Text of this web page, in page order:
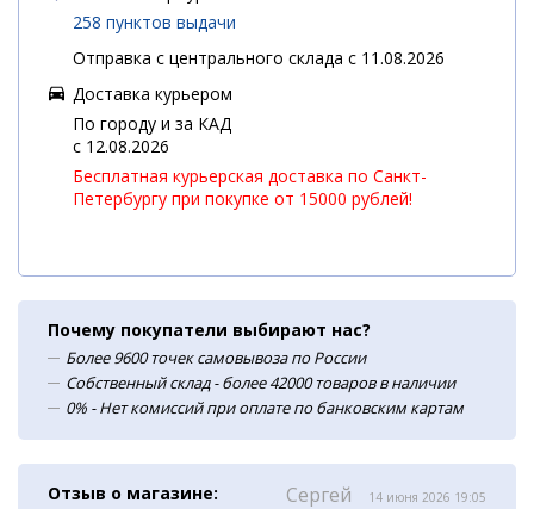
258 пунктов выдачи
Отправка с центрального склада с 11.08.2026
Доставка курьером
По городу и за КАД
c 12.08.2026
Бесплатная курьерская доставка по Санкт-
Петербургу при покупке от 15000 рублей!
Почему покупатели выбирают нас?
Более 9600 точек самовывоза по России
Собственный склад - более 42000 товаров в наличии
0% - Нет комиссий при оплате по банковским картам
Отзыв о магазине: Сергей 14 июня 2026 19:05